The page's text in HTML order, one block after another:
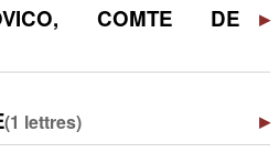
COMTE DE
(1 lettres)